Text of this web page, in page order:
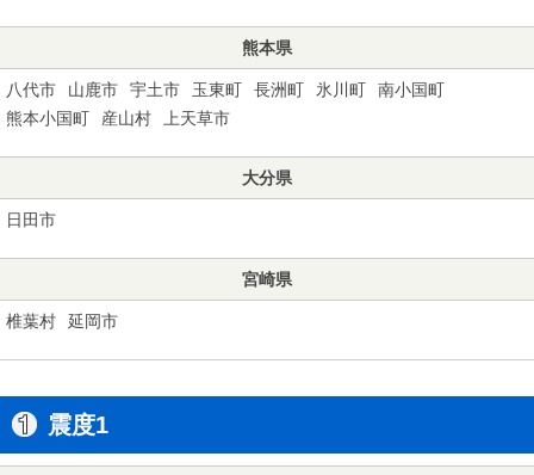
熊本県
八代市 山鹿市 宇土市 玉東町 長洲町 氷川町
南小国町
熊本小国町
産山村 上天草市
大分県
日田市
宮崎県
椎葉村 延岡市
震度1